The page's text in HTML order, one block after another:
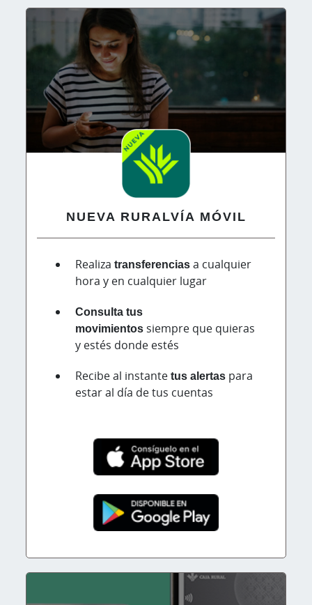
NUEVA RURALVÍA MÓVIL
Realiza transferenciasa cualquier
hora y en cualquier lugar
Consulta tus
movimientos siempre que quieras
y estés donde estés
Recibe al instantetus alertas para
estar al día de tus cuentas